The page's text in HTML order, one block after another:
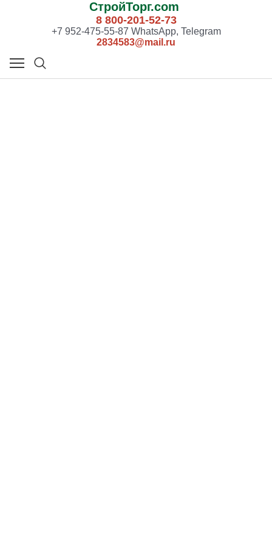
СтройТорг.com
8 800-201-52-73
+7 952-475-55-87 WhatsApp, Telegram
2834583@mail.ru